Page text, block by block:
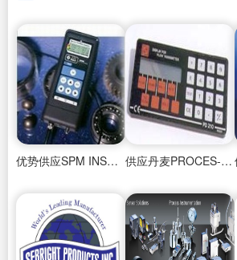
优势供应SPM INSTRUMENT轴承检测 供应丹麦PROCES-DATA PD340卫生型电磁流量计